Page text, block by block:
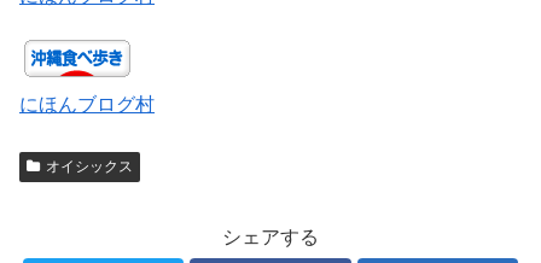
にほんブログ村
オイシックス
シェアする